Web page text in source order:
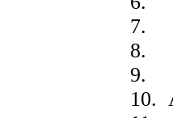
7.
8.
9.